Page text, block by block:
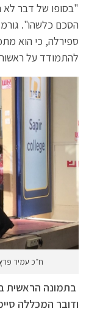
"בסופו של דבר לא
הסכם כלשהו".
ספירלה, כי הוא
להתמודד על
ח״כ עמיר
בתמונה הראשית
ודובר המכללה